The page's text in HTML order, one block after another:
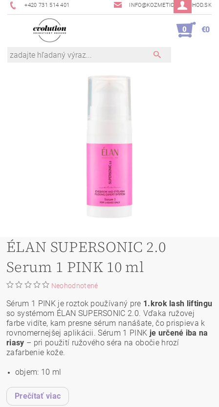
+420 731 514 401 INFO@KOZMETICKYOBCHOD.SK
0 €0
ÉLAN SUPERSONIC 2.0
Serum 1 PINK 10 ml
Neohodnotené
Sérum 1 PINK je roztok používaný pre 1.krok lash liftingu
so systémom ÉLAN SUPERSONIC 2.0. Vďaka ružovej
farbe vidíte, kam presne sérum nanášate, čo prispieva k
rovnomernejšej aplikácii. Sérum 1 PINK je určené iba na
riasy – pri použití ružového séra na obočie hrozí
zafarbenie kože.
objem: 10 ml
Prečítať viac